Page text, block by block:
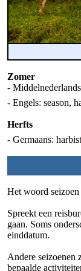
Zomer
-
- Engels: season,
Herfts
- Germaans:
Het woord
Spreekt een
gaan. Soms
einddatum.
Andere seizoenen
bepaalde